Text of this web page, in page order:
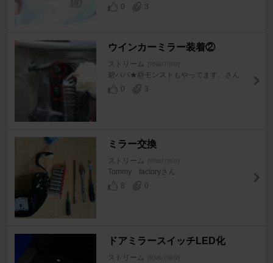
0
3
ウインカーミラー装着②
ストリーム [RN6/7/8/9]
碧パパ★@モンストもやってます。さん
0
3
ミラー交換
ストリーム [RN6/7/8/9]
Tommy factoryさん
8
0
ドアミラースイッチLED化
ストリーム [RN6/7/8/9]